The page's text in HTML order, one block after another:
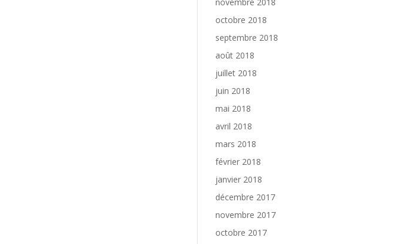
octobre 2018
septembre 2018
août 2018
juillet 2018
juin 2018
mai 2018
avril 2018
mars 2018
février 2018
janvier 2018
décembre 2017
novembre 2017
octobre 2017